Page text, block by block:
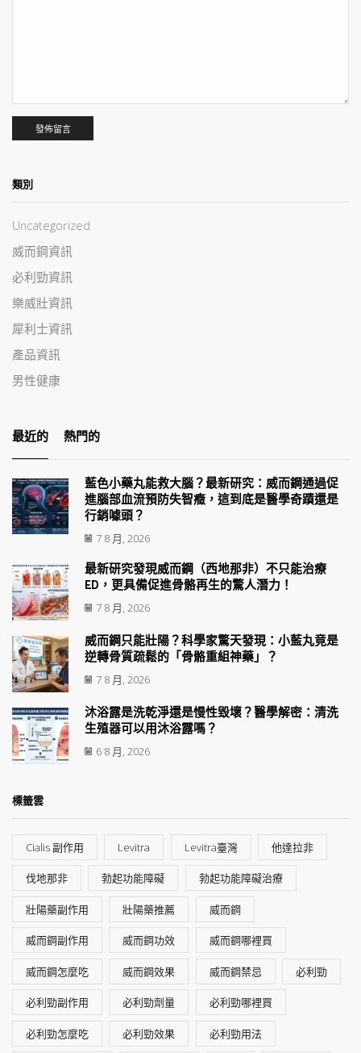
類別
Uncategorized
威而鋼資訊
必利勁資訊
樂威壯資訊
犀利士資訊
產品資訊
男性健康
最近的 熱門的
藍色小藥丸能救大腦？最新研究：威而鋼通過促
進腦部血流預防失智癥，這到底是醫學奇蹟還是
行銷噱頭？
7 8 月, 2026
最新研究發現威而鋼（西地那非）不只能治療
ED，更具備促進骨骼再生的驚人潛力！
7 8 月, 2026
威而鋼只能壯陽？科學家驚天發現：小藍丸竟是
逆轉骨質疏鬆的「骨骼重組神藥」？
7 8 月, 2026
沐浴露是洗乾淨還是慢性毀壞？醫學解密：清洗
生殖器可以用沐浴露嗎？
6 8 月, 2026
標籤雲
Cialis 副作用 Levitra Levitra臺灣 他達拉非
伐地那非 勃起功能障礙 勃起功能障礙治療
壯陽藥副作用 壯陽藥推薦 威而鋼
威而鋼副作用 威而鋼功效 威而鋼哪裡買
威而鋼怎麼吃 威而鋼效果 威而鋼禁忌 必利勁
必利勁副作用 必利勁劑量 必利勁哪裡買
必利勁怎麼吃 必利勁效果 必利勁用法